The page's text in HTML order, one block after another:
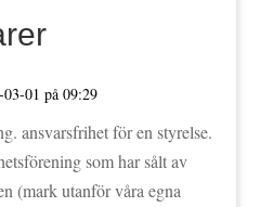
03-01 på 09:29
ansvarsfrihet för en styrelse.
som har sålt av
(mark utanför våra egna